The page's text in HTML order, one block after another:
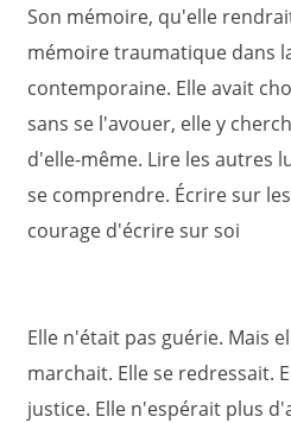
Son mémoire, qu'elle
mémoire traumatique dans
contemporaine. Elle avait
sans se l'avouer, elle y
d'elle-même. Lire les autres
se comprendre. Écrire sur
courage d'écrire sur soi
Elle n'était pas guérie. Mais
marchait. Elle se redressait.
justice. Elle n'espérait plus